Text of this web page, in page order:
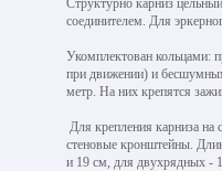
Структурно карниз
соединителем. Для
Укомплектован кольцами:
при движении) и
метр. На них крепятся
Для крепления карниза на
стеновые кронштейны.
и 19 см, для двухрядных -